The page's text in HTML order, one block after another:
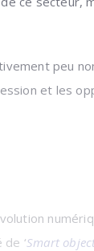
peu
et les
‘Smart